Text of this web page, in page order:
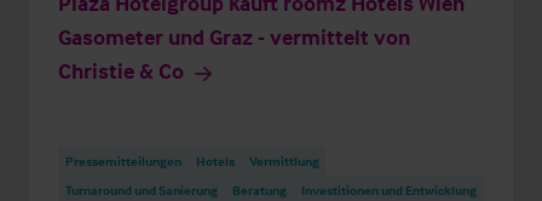
Gasometer und Graz - vermittelt von
Christie & Co
Pressemitteilungen Hotels
Vermittlung
Turnaround und Sanierung
Beratung Investitionen und Entwicklung